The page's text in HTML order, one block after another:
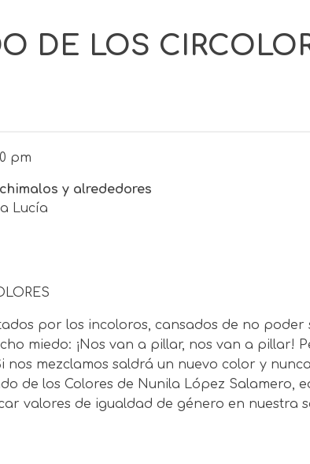
DE LOS
pm
y alrededores
Lucía
por los incoloros, cansados de no
miedo: ¡Nos van a pillar, nos van a
nos mezclamos saldrá un nuevo color y
de los Colores de Nunila López
valores de igualdad de género en nuestra